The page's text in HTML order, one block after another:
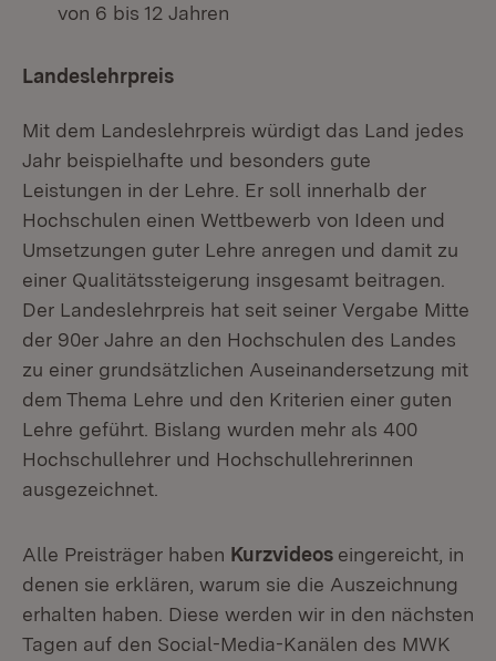
von 6 bis 12 Jahren
Landeslehrpreis
Mit dem Landeslehrpreis würdigt das Land jedes
Jahr beispielhafte und besonders gute
Leistungen in der Lehre. Er soll innerhalb der
Hochschulen einen Wettbewerb von Ideen und
Umsetzungen guter Lehre anregen und damit zu
einer Qualitätssteigerung insgesamt beitragen.
Der Landeslehrpreis hat seit seiner Vergabe Mitte
der 90er Jahre an den Hochschulen des Landes
zu einer grundsätzlichen Auseinandersetzung mit
dem Thema Lehre und den Kriterien einer guten
Lehre geführt. Bislang wurden mehr als 400
Hochschullehrer und Hochschullehrerinnen
ausgezeichnet.
Alle Preisträger haben Kurzvideos eingereicht, in
denen sie erklären, warum sie die Auszeichnung
erhalten haben. Diese werden wir in den nächsten
Tagen auf den Social-Media-Kanälen des MWK